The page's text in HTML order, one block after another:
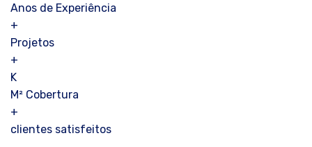
Anos de Experiência
+
Projetos
+
K
M² Cobertura
+
clientes satisfeitos